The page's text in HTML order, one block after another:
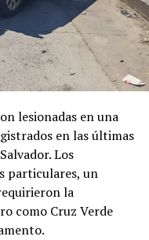
lesionadas en una
en las últimas
Los
particulares, un
la
como Cruz Verde